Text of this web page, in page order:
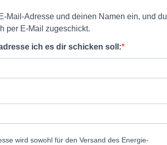
Mail-Adresse und deinen Namen ein, und du
per E-Mail zugeschickt.
ich es dir schicken soll:
wird sowohl für den Versand des Energie-